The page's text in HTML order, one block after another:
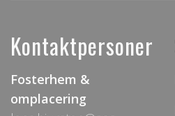
Kontaktpersoner
Fosterhem &
omplacering